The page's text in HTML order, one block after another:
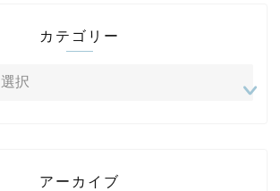
カテゴリー
アーカイブ